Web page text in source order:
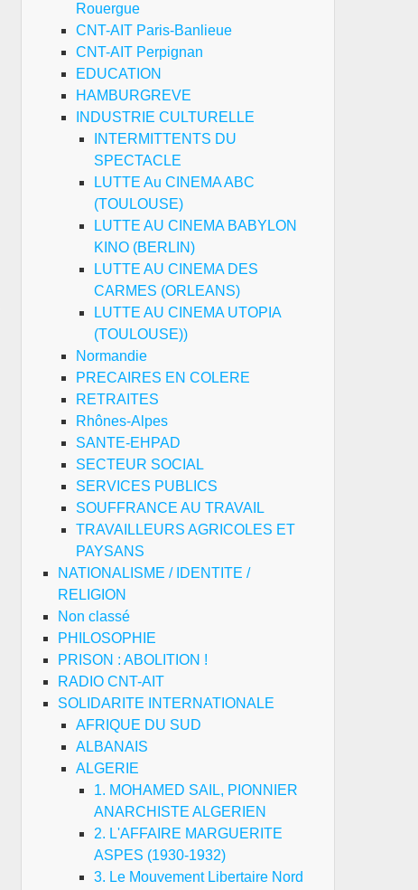
Rouergue
CNT-AIT Paris-Banlieue
CNT-AIT Perpignan
EDUCATION
HAMBURGREVE
INDUSTRIE CULTURELLE
INTERMITTENTS DU
SPECTACLE
LUTTE Au CINEMA ABC
(TOULOUSE)
LUTTE AU CINEMA BABYLON
KINO (BERLIN)
LUTTE AU CINEMA DES
CARMES (ORLEANS)
LUTTE AU CINEMA UTOPIA
(TOULOUSE))
Normandie
PRECAIRES EN COLERE
RETRAITES
Rhônes-Alpes
SANTE-EHPAD
SECTEUR SOCIAL
SERVICES PUBLICS
SOUFFRANCE AU TRAVAIL
TRAVAILLEURS AGRICOLES ET
PAYSANS
NATIONALISME / IDENTITE /
RELIGION
Non classé
PHILOSOPHIE
PRISON : ABOLITION !
RADIO CNT-AIT
SOLIDARITE INTERNATIONALE
AFRIQUE DU SUD
ALBANAIS
ALGERIE
1. MOHAMED SAIL, PIONNIER
ANARCHISTE ALGERIEN
2. L'AFFAIRE MARGUERITE
ASPES (1930-1932)
3. Le Mouvement Libertaire Nord